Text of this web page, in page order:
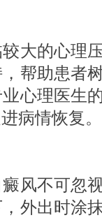
大的心理
帮助患者
心理医生
病情恢复。
不可忽视
外出时涂